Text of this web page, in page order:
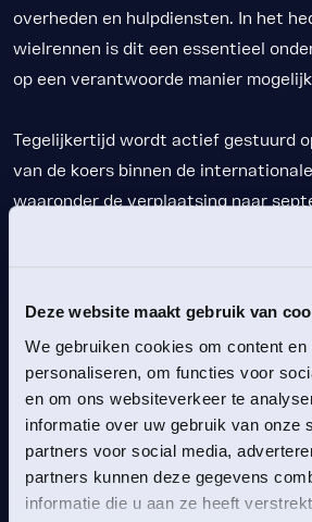
Deze website maakt gebruik van
We gebruiken cookies om content
personaliseren, om functies voor
en om ons websiteverkeer te
informatie over uw gebruik van onze
partners voor social media,
partners kunnen deze gegevens
informatie die u aan ze heeft
overheden en hulpdiensten. In het
wielrennen is dit een essentieel
op een verantwoorde manier
Tegelijkertijd wordt actief gestuurd
van de koers binnen de
waaronder de verplaatsing naar
naar EK en WK. Daarnaast speelt
het ontwikkelen en onderhouden
gewerkt aan zichtbaarheid,
betrokkenheid.
In dat kader is ook een strategische
opgezet met RTL Nederland en
koers via televisie en online
bereikt. In directe afstemming met